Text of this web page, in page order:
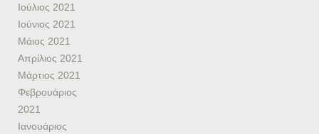
Ιούλιος 2021
Ιούνιος 2021
Μάιος 2021
Απρίλιος 2021
Μάρτιος 2021
Φεβρουάριος
2021
Ιανουάριος